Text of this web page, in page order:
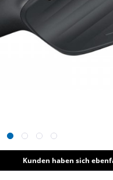
Kunden haben sich